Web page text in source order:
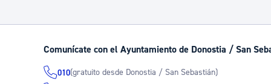
Comunícate con el Ayuntamiento de Donostia / San
010(gratuito desde Donostia / San Sebastián)